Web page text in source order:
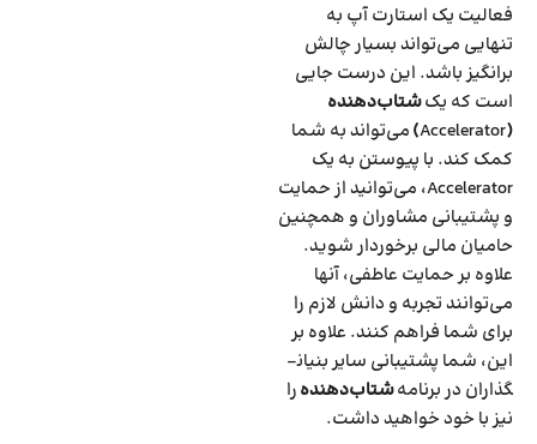
فعالیت یک استارت آپ به
تنهایی می‌تواند بسیار چالش
برانگیز باشد. این درست جایی
است که یکشتاب‌دهنده
(
Accelerator
)می‌تواند به شما
کمک کند. با پیوستن به یک
Accelerator، می‌توانید از حمایت
و پشتیبانی مشاوران و همچنین
حامیان مالی برخوردار شوید.
علاوه بر حمایت عاطفی‌، آنها
می‌توانند تجربه و دانش لازم را
برای شما فراهم کنند. علاوه بر
این‌، شما پشتیبانی سایر بنیان­
گذاران در برنامهشتاب‌دهندهرا
نیز با خود خواهید داشت.